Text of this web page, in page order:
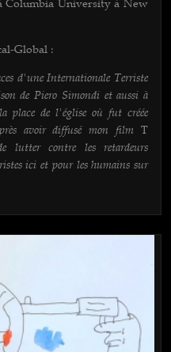
Columbia University à New
Global :
d'une Internationale Terriste
de Piero Simondi et aussi à
place de l'église où fut créée
avoir diffusé mon film T
lutter contre les retardeurs
ici et pour les humains sur